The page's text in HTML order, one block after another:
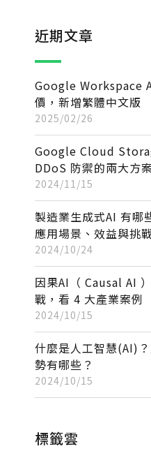
近期文章
Google Workspace
價，新增繁體中文版
2025/02/26
Google Cloud
DDoS 防禦的兩大方
2024/11/15
製造業生成式AI 有哪
應用場景、效益與挑
2024/10/24
因果AI（ Causal AI
戰，看 4 大產業案例
2024/10/15
什麼是人工智慧(AI)
勢有哪些？
2024/10/15
標籤雲